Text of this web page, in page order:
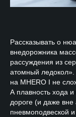
Рассказывать о
внедорожника
рассуждения из
атомный ледокол».
на MHERO I не
А плавность хода
дороге (и даже
пневмоподвеской